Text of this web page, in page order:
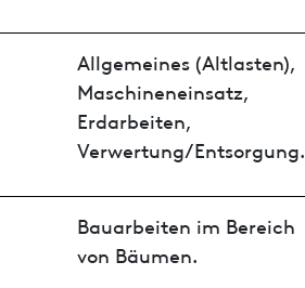
Allgemeines (Altlasten),
Maschineneinsatz,
Erdarbeiten,
Verwertung/Entsorgung.
Bauarbeiten im Bereich
von Bäumen.